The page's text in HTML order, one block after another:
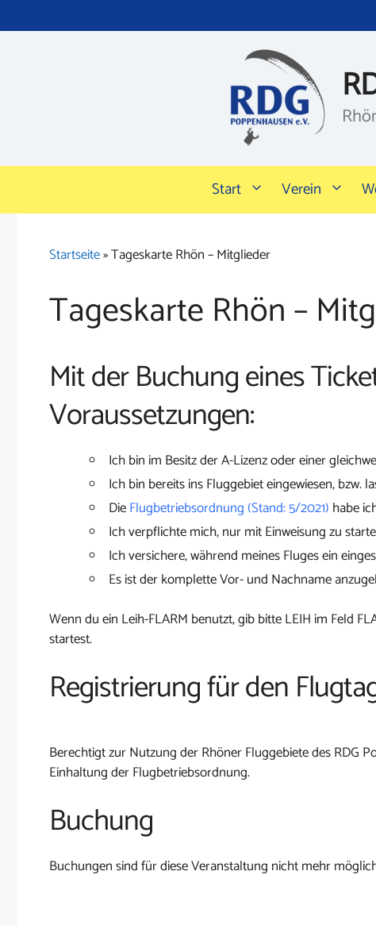
Inhalt
Start Verein
Startseite»Tageskarte Rhön – Mitglieder
Tageskarte Rhön –
Mit der Buchung eines
Voraussetzungen:
Ich bin im Besitz der A-Lizenz oder einer
Ich bin bereits ins Fluggebiet eingewiesen, bzw.
DieFlugbetriebsordnung (Stand: 5/2021) habe
Ich verpflichte mich, nur mit Einweisung zu
Ich versichere, während meines Fluges ein
Es ist der komplette Vor- und Nachname
Wenn du ein Leih-FLARM benutzt, gib bitte LEIH im Feld
startest.
Registrierung für den
Berechtigt zur Nutzung der Rhöner Fluggebiete des RDG
Einhaltung der Flugbetriebsordnung.
Buchung
Buchungen sind für diese Veranstaltung nicht mehr